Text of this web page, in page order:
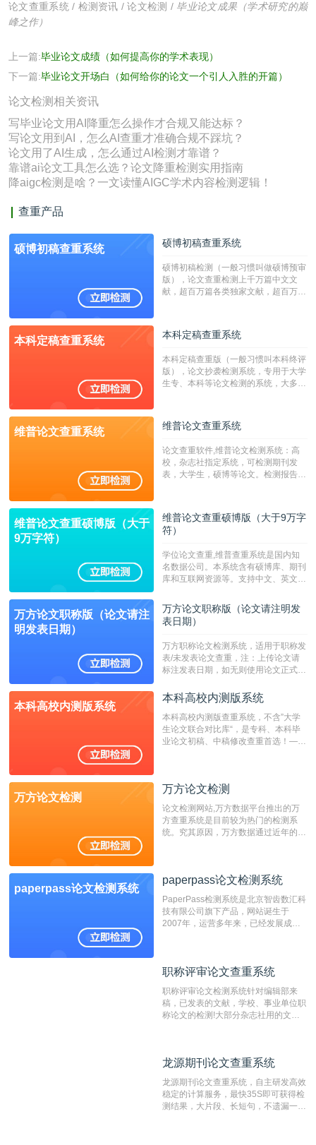
论文查重系统/ 检测资讯 /论文检测 / 毕业论文成果（学术研究的巅
峰之作）
上一篇:毕业论文成绩（如何提高你的学术表现）
下一篇:毕业论文开场白（如何给你的论文一个引人入胜的开篇）
论文检测相关资讯
写毕业论文用AI降重怎么操作才合规又能达标？
写论文用到AI，怎么AI查重才准确合规不踩坑？
论文用了AI生成，怎么通过AI检测才靠谱？
靠谱ai论文工具怎么选？论文降重检测实用指南
降aigc检测是啥？一文读懂AIGC学术内容检测逻辑！
查重产品
硕博初稿查重系统 硕博初稿查重系统
硕博初稿检测（一般习惯叫做硕博预审
版），论文查重检测上千万篇中文文
献，超百万篇各类独家文献，超百万港
校用来检测硕博论文的系统，检测范围
广，数据来源真实，检测算法合理!本
字符数30万）
本科定稿查重系统 本科定稿查重系统
本科定稿查重版（一般习惯叫本科终评
版），论文抄袭检测系统，专用于大学
生专、本科等论文检测的系统，大多数
维普论文查重系统 维普论文查重系统
论文查重软件,维普论文检测系统：高
校，杂志社指定系统，可检测期刊发
表，大学生，硕博等论文。检测报告支
维普论文查重硕博版（大于
9万字符）
维普论文查重硕博版（大于9万字
符）
学位论文查重,维普查重系统是国内知
名数据公司。本系统含有硕博库、期刊
库和互联网资源等。支持中文、英文、
定院校！！！
万方论文职称版（论文请注
明发表日期）
万方论文职称版（论文请注明发
表日期）
万方职称论文检测系统，适用于职称发
表/未发表论文查重，注：上传论文请
标注发表日期，如无则使用论文正式发
成时间作为发表日期。
本科高校内测版系统
本科高校内测版系统
本科高校内测版查重系统，不含”大学
生论文联合对比库“，是专科、本科毕
业论文初稿、中稿修改查重首选！——
万方论文检测
万方论文检测
论文检测网站,万方数据平台推出的万
方查重系统是目前较为热门的检测系
统。究其原因，万方数据通过近年的发
非。其次，相对于知网而言，万方检测
重的推荐系统。
paperpass论文检测系统
paperpass论文检测系统
PaperPass检测系统是北京智齿数汇科
技有限公司旗下产品，网站诞生于
2007年，运营多年来，已经发展成为
检测速度快、精度高，市场反映良好。
职称评审论文查重系统
职称评审论文检测系统针对编辑部来
稿，已发表的文献，学校、事业单位职
称论文的检测!大部分杂志社用的文献
编辑部检测来稿和已发表的文献,检测
测时注意填写第一作者,才能排除已发
表文献复制比。（限制字符数1万）
龙源期刊论文查重系统
龙源期刊论文查重系统，自主研发高效
稳定的计算服务，最快35S即可获得检
测结果，大片段、长短句，不遗漏一处